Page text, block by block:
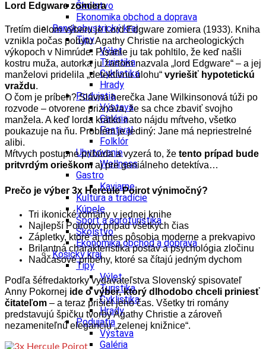
Školstvo
Ekonomika obchod a doprava
Banskobystrický kraj
Tipy
Výlet
Turistika
Cyklistika
Hrady
Podujatia
Výstava
Galéria
Festival
Folklór
Ubytovanie
Wellness
Gastro
Kaviarne
Kultúra a tradície
Kúpele
Šport a agroturistika
Školstvo
Ekonomika obchod a doprava
Košický kraj
Tipy
Výlet
Turistika
Cyklistika
Hrady
Podujatia
Výstava
Galéria
Lord Edgware zomiera
Tretím dielom výberu je Lord Edgware zomiera (1933). Kniha
vznikla počas pobytu Agathy Christie na archeologických
výkopoch v Nimrúde. Písanie ju tak pohltilo, že keď našli
kostru muža, autorka ju žartom nazvala „lord Edgware“ – a jej
manželovi pridelila „detektívnu úlohu“ vyriešiť hypotetickú
vraždu.
O čom je príbeh? Slávna herečka Jane Wilkinsonová túži po
rozvode – otvorene priznáva, že sa chce zbaviť svojho
manžela. A keď lorda krátko nato nájdu mŕtveho, všetko
poukazuje na ňu. Problém je jediný: Jane má nepriestrelné
alibi.
Mŕtvych postupne pribúda a vyzerá to, že tento prípad bude
pritvrdým orieškom aj pre geniálneho detektíva…
Prečo je výber 3x Hercule Poirot výnimočný?
Tri ikonické romány v jednej knihe
Najlepší Poirotov prípad všetkých čias
Zápletky, ktoré aj dnes pôsobia moderne a prekvapivo
Brilantná charakteristika postáv a psychológia zločinu
Nadčasové príbehy, ktoré sa čítajú jedným dychom
Podľa šéfredaktorky vydavateľstva Slovenský spisovateľ
Anny Pokornej ide o výber, ktorý dlhodobo chceli priniesť
čitateľom – a teraz prišiel jeho čas. Všetky tri romány
predstavujú špičku tvorby Agathy Christie a zároveň
nezameniteľnú eleganciu „zelenej knižnice“.